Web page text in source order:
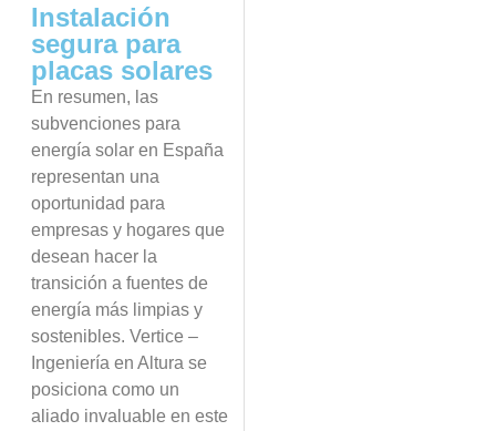
Instalación
segura para
placas solares
En resumen, las
subvenciones para
energía solar en España
representan una
oportunidad para
empresas y hogares que
desean hacer la
transición a fuentes de
energía más limpias y
sostenibles. Vertice –
Ingeniería en Altura se
posiciona como un
aliado invaluable en este